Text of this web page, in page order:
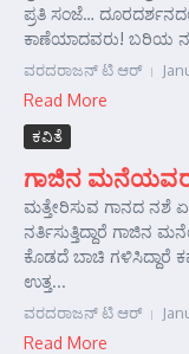
ಪ್ರತಿ ಸಂಜೆ…
ಕಾಣೆಯಾದವರು! ಬರಿಯ
ವರದರಾಜನ್ ಟಿ ಆರ್
Read More
ಕವಿತೆ
ಗಾಜಿನ
ಮತ್ತೇರಿಸುವ ಗಾನದ ನಶೆ
ನರ್ತಿಸುತ್ತಿದ್ದಾರೆ ಗಾಜಿನ
ಕೊಡದೆ ಬಾಚಿ ಗಳಿಸಿದ್ದಾರೆ
ಉತ್ತ...
ವರದರಾಜನ್ ಟಿ ಆರ್
Read More